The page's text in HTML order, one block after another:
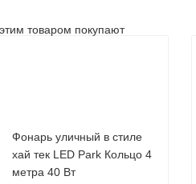
товаром покупают
Фонарь уличный в стиле
хай тек LED Park Кольцо 4
метра 40 Вт